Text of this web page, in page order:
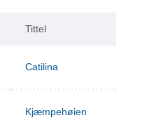
Tittel
Catilina
Kjæmpehøien